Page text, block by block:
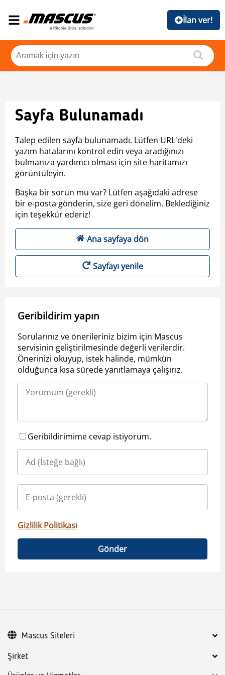
İlan ver!
Sayfa Bulunamadı
Talep edilen sayfa bulunamadı. Lütfen URL'deki
yazım hatalarını kontrol edin veya aradığınızı
bulmanıza yardımcı olması için site haritamızı
görüntüleyin.
Başka bir sorun mu var? Lütfen aşağıdaki adrese
bir e-posta gönderin, size geri dönelim. Beklediğiniz
için teşekkür ederiz!
Ana sayfaya dön
Sayfayı yenile
Geribildirim yapın
Sorularınız ve önerileriniz bizim için Mascus
servisinin geliştirilmesinde değerli verilerdir.
Önerinizi okuyup, istek halinde, mümkün
olduğunca kısa sürede yanıtlamaya çalışırız.
Geribildirimime cevap istiyorum.
Gizlilik Politikası
Gönder
Şirket
Mascus Siteleri